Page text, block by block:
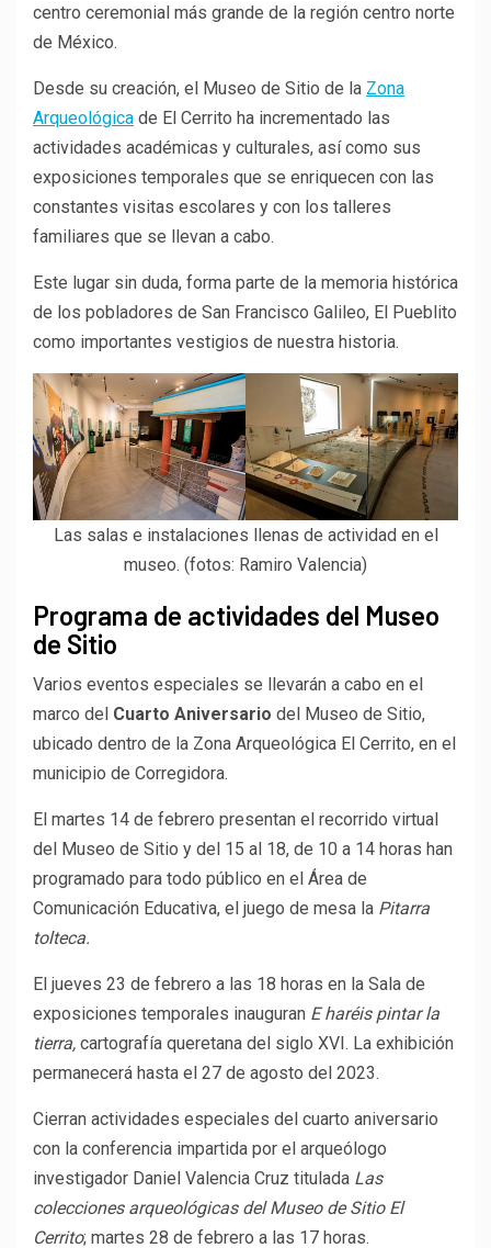
centro ceremonial más grande de la región centro norte
de México.
Desde su creación, el Museo de Sitio de la Zona
Arqueológica de El Cerrito ha incrementado las
actividades académicas y culturales, así como sus
exposiciones temporales que se enriquecen con las
constantes visitas escolares y con los talleres
familiares que se llevan a cabo.
Este lugar sin duda, forma parte de la memoria histórica
de los pobladores de San Francisco Galileo, El Pueblito
como importantes vestigios de nuestra historia.
Las salas e instalaciones llenas de actividad en el
museo. (fotos: Ramiro Valencia)
Programa de actividades del Museo
de Sitio
Varios eventos especiales se llevarán a cabo en el
marco del Cuarto Aniversario del Museo de Sitio,
ubicado dentro de la Zona Arqueológica El Cerrito, en el
municipio de Corregidora.
El martes 14 de febrero presentan el recorrido virtual
del Museo de Sitio y del 15 al 18, de 10 a 14 horas han
programado para todo público en el Área de
Comunicación Educativa, el juego de mesa la Pitarra
tolteca.
El jueves 23 de febrero a las 18 horas en la Sala de
exposiciones temporales inauguran E haréis pintar la
tierra, cartografía queretana del siglo XVI. La exhibición
permanecerá hasta el 27 de agosto del 2023.
Cierran actividades especiales del cuarto aniversario
con la conferencia impartida por el arqueólogo
investigador Daniel Valencia Cruz titulada Las
colecciones arqueológicas del Museo de Sitio El
Cerrito; martes 28 de febrero a las 17 horas.